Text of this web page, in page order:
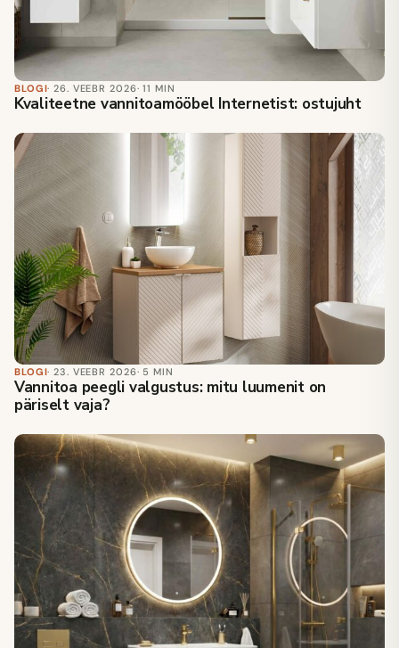
BLOGI· 26. VEEBR 2026· 11 MIN
Kvaliteetne vannitoamööbel Internetist: ostujuht
BLOGI· 23. VEEBR 2026· 5 MIN
Vannitoa peegli valgustus: mitu luumenit on
päriselt vaja?